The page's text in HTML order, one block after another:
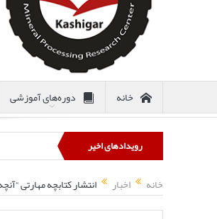
خانه دوره‌های آموزشی
رویدادهای اخیر
خانه اخبار انتشار کتابچه مهارتی